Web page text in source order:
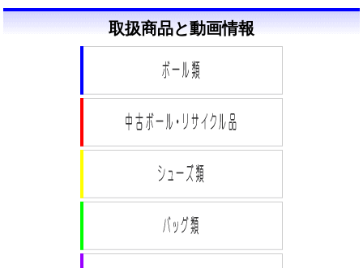
取扱商品と動画情報